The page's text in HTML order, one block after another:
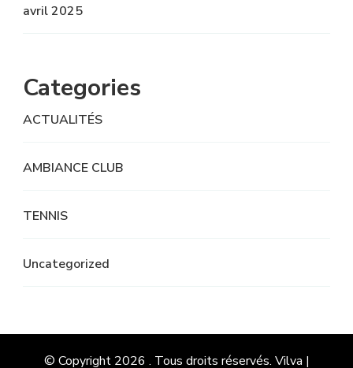
avril 2025
Categories
ACTUALITÉS
AMBIANCE CLUB
TENNIS
Uncategorized
© Copyright 2026 . Tous droits réservés. Vilva |